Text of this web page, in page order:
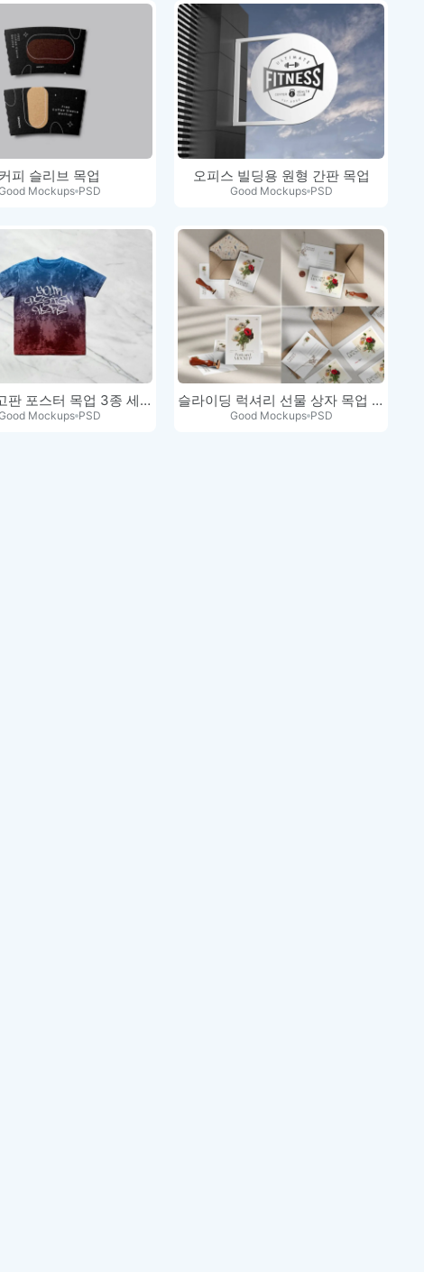
커피 슬리브 목업
Mockups PSD
오피스 빌딩용 원형 간판 목업
Good Mockups PSD
Mupi 광고판 포스터 목업 3종 세트
Mockups PSD
슬라이딩 럭셔리 선물 상자 목업 세트
Good Mockups PSD